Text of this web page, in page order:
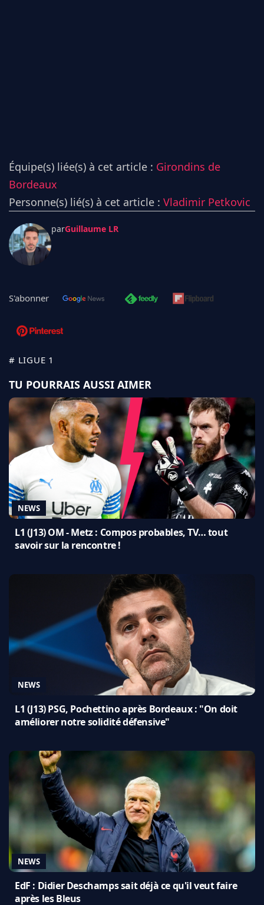
Équipe(s) liée(s) à cet article : Girondins de
Bordeaux
Personne(s) lié(s) à cet article : Vladimir Petkovic
parGuillaume LR
S'abonner
# LIGUE 1
TU POURRAIS AUSSI AIMER
NEWS
L1 (J13) OM - Metz : Compos probables, TV… tout
savoir sur la rencontre !
NEWS
L1 (J13) PSG, Pochettino après Bordeaux : "On doit
améliorer notre solidité défensive"
NEWS
EdF : Didier Deschamps sait déjà ce qu'il veut faire
après les Bleus